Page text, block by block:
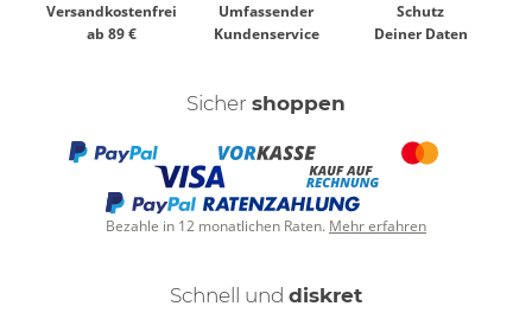
Versandkostenfrei
ab 89 €
Umfassender
Kundenservice
Schutz
Deiner Daten
Sicher shoppen
Bezahle in 12 monatlichen Raten. Mehr erfahren
Schnell und diskret